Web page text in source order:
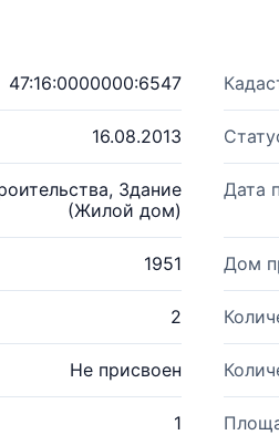
47:16:0000000:6547
16.08.2013
Здание
(Жилой дом)
Дата
1951 Дом
2
Не присвоен
1